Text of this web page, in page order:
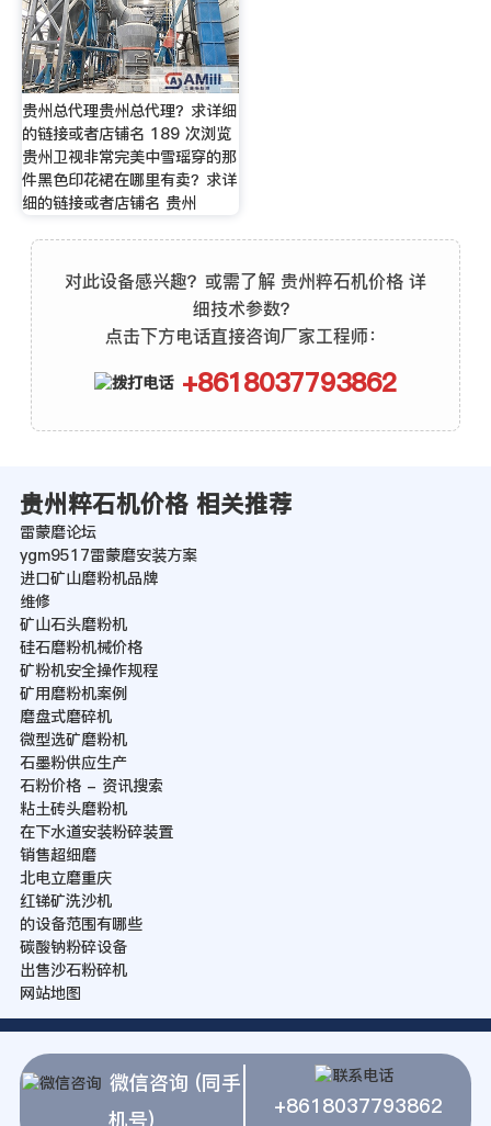
贵州总代理贵州总代理？求详细
的链接或者店铺名 189 次浏览
贵州卫视非常完美中雪瑶穿的那
件黑色印花裙在哪里有卖？求详
细的链接或者店铺名 贵州
对此设备感兴趣？或需了解 贵州粹石机价格 详
细技术参数？
点击下方电话直接咨询厂家工程师：
+8618037793862
贵州粹石机价格 相关推荐
雷蒙磨论坛
ygm9517雷蒙磨安装方案
进口矿山磨粉机品牌
维修
矿山石头磨粉机
硅石磨粉机械价格
矿粉机安全操作规程
矿用磨粉机案例
磨盘式磨碎机
微型选矿磨粉机
石墨粉供应生产
石粉价格 - 资讯搜索
粘土砖头磨粉机
在下水道安装粉碎装置
销售超细磨
北电立磨重庆
红锑矿洗沙机
的设备范围有哪些
碳酸钠粉碎设备
出售沙石粉碎机
网站地图
微信咨询 (同手
机号)
+8618037793862